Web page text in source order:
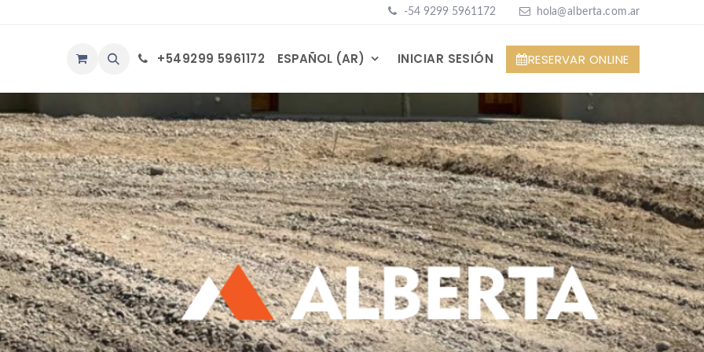
-54 9299 5961172 hola@alberta.com .ar
+549299 5961172 ESPAÑOL (AR) INICIAR SESIÓN RESERVAR ONLINE